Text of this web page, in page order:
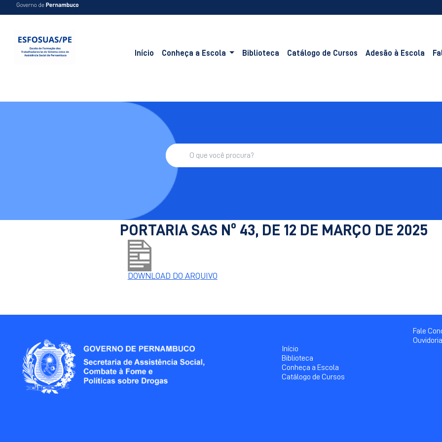
Início Conheça a Escola Biblioteca Catálogo de Cursos Adesão à Escola
PORTARIA SAS Nº 43, DE 12 DE MARÇO DE 2025
DOWNLOAD DO ARQUIVO
Início
Biblioteca
Conheça a Escola
Catálogo de Cursos
Fale
Ouvidoria